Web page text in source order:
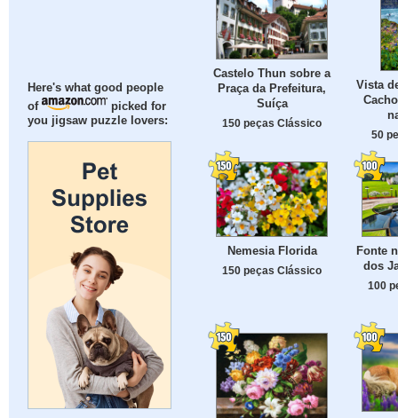
Here's what good people
of
picked for
you jigsaw puzzle lovers:
Castelo Thun sobre a
Praça da Prefeitura,
Suíça
150 peças Clássico
Vista
50
Nemesia Florida
150 peças Clássico
Fonte
dos
100